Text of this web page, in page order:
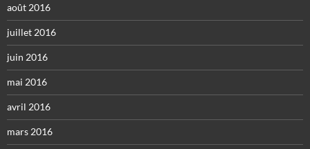
août 2016
juillet 2016
juin 2016
mai 2016
avril 2016
mars 2016